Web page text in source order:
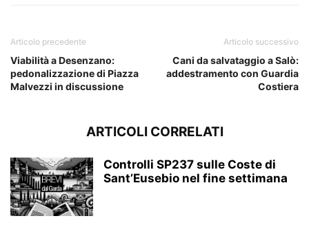
Articolo precedente
Viabilità a Desenzano:
pedonalizzazione di Piazza
Malvezzi in discussione
Articolo successivo
Cani da salvataggio a Salò:
addestramento con Guardia
Costiera
ARTICOLI CORRELATI
Controlli SP237 sulle Coste di
Sant’Eusebio nel fine settimana